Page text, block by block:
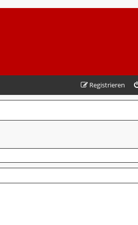
Registrieren